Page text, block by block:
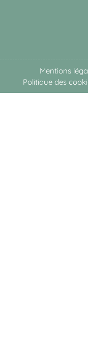
Mentions
Politique des